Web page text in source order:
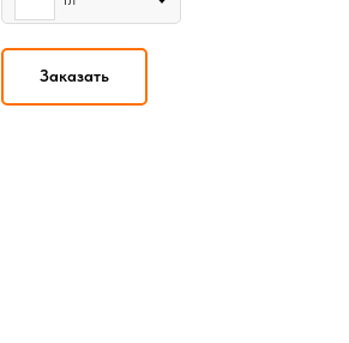
Заказать